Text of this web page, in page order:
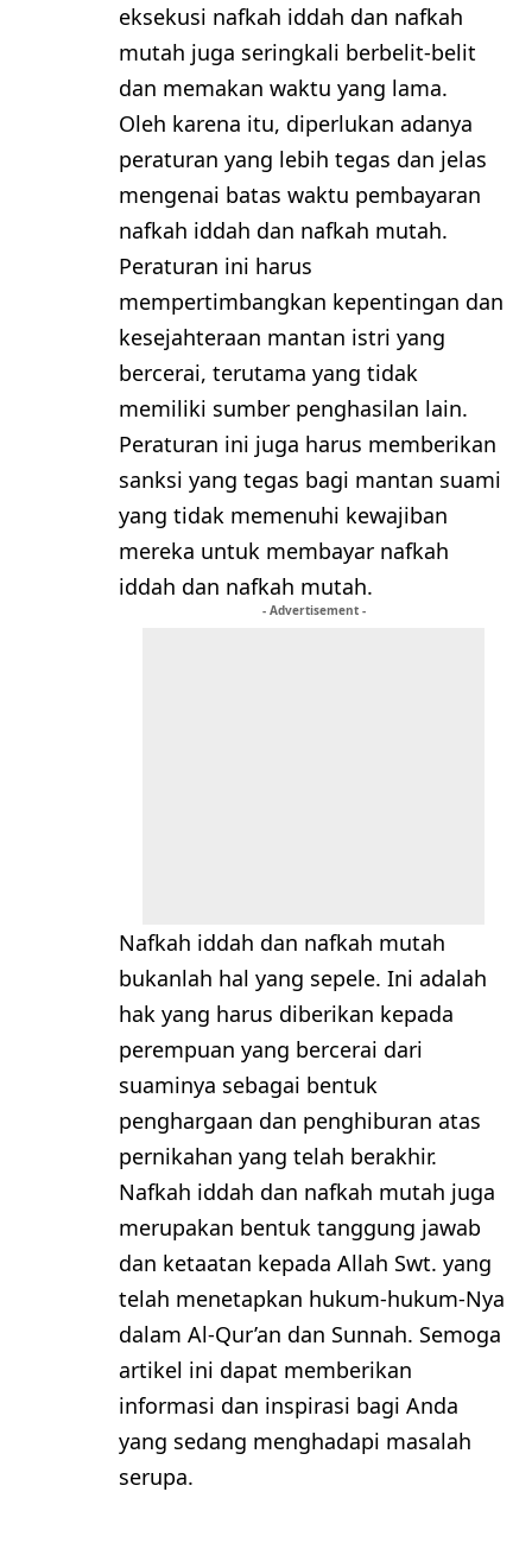
eksekusi nafkah iddah dan nafkah
mutah juga seringkali berbelit-belit
dan memakan waktu yang lama.
Oleh karena itu, diperlukan adanya
peraturan yang lebih tegas dan jelas
mengenai batas waktu pembayaran
nafkah iddah dan nafkah mutah.
Peraturan ini harus
mempertimbangkan kepentingan dan
kesejahteraan mantan istri yang
bercerai, terutama yang tidak
memiliki sumber penghasilan lain.
Peraturan ini juga harus memberikan
sanksi yang tegas bagi mantan suami
yang tidak memenuhi kewajiban
mereka untuk membayar nafkah
iddah dan nafkah mutah.
- Advertisement -
Nafkah iddah dan nafkah mutah
bukanlah hal yang sepele. Ini adalah
hak yang harus diberikan kepada
perempuan yang bercerai dari
suaminya sebagai bentuk
penghargaan dan penghiburan atas
pernikahan yang telah berakhir.
Nafkah iddah dan nafkah mutah juga
merupakan bentuk tanggung jawab
dan ketaatan kepada Allah Swt. yang
telah menetapkan hukum-hukum-Nya
dalam Al-Qur’an dan Sunnah. Semoga
artikel ini dapat memberikan
informasi dan inspirasi bagi Anda
yang sedang menghadapi masalah
serupa.